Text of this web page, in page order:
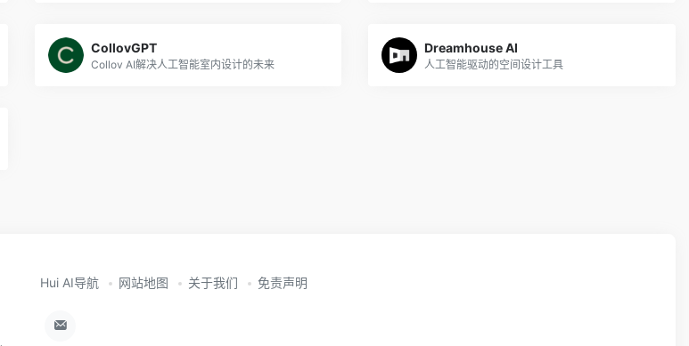
CollovGPT
Collov AI解决人工智能室内设计的未来
Dreamhouse AI
人工智能驱动的空间设计工具
Hui AI导航 网站地图 关于我们 免责声明